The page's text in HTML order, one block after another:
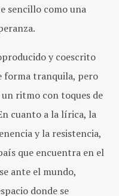
sencillo como una
y coescrito
forma tranquila, pero
ritmo con toques de
cuanto a la lírica, la
y la resistencia,
que encuentra en el
ante el mundo,
donde se